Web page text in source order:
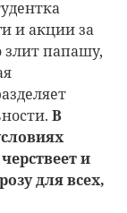
и акции за
злит папашу,
В
и
для всех,